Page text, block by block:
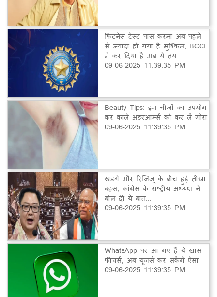
फिटनेस टेस्ट पास करना अब पहले
से ज्यादा हो गया है मुश्किल, BCCI
ने कर दिया है अब ये तय...
09-06-2025 11:39:35 PM
Beauty Tips: इन चीजों का उपयोग
कर काले अंडरआर्म्स को कर लें गोरा
09-06-2025 11:39:35 PM
खड़गे और रिजिजू के बीच हुई तीखा
बहस, कांग्रेस के राष्ट्रीय अध्यक्ष ने
बोल दी ये बात...
09-06-2025 11:39:35 PM
WhatsApp पर आ गए हैं ये खास
फीचर्स, अब यूजर्स कर सकेंगे ऐसा
09-06-2025 11:39:35 PM